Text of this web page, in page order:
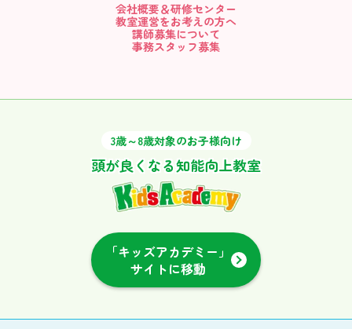
会社概要＆研修センター
教室運営をお考えの方へ
講師募集について
事務スタッフ募集
3歳～8歳対象のお子様向け
頭が良くなる知能向上教室
「キッズアカデミー」
サイトに移動